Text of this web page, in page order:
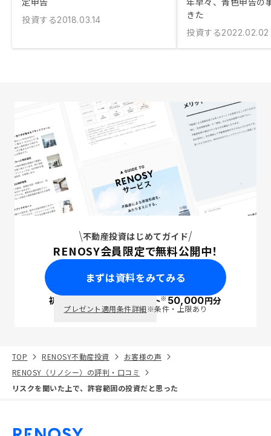
投資する2018.03.14
きた
投資する2022.02.02
不動産投資はじめてガイド
RENOSY会員限定で無料公開中！
まずは資料をみてみる
初回面談で ポイント※50,000円分
プレゼント適用条件詳細※条件・上限あり
TOP RENOSY不動産投資
お客様の声
RENOSY（リノシー）の評判・口コミ
リスクを聞いた上で、許容範囲の投資だと思った